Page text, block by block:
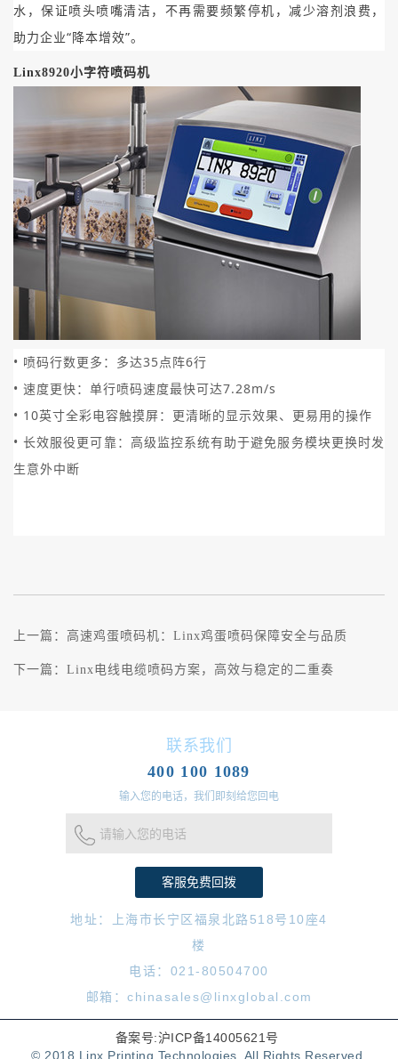
水，保证喷头喷嘴清洁，不再需要频繁停机，减少溶剂浪费，
助力企业“降本增效”。
Linx8920小字符喷码机
• 喷码行数更多：多达35点阵6行
• 速度更快：单行喷码速度最快可达7.28m/s
• 10英寸全彩电容触摸屏：更清晰的显示效果、更易用的操作
• 长效服役更可靠：高级监控系统有助于避免服务模块更换时发
生意外中断
上一篇： 高速鸡蛋喷码机：Linx鸡蛋喷码保障安全与品质
下一篇： Linx电线电缆喷码方案，高效与稳定的二重奏
联系我们
400 100 1089
输入您的电话，我们即刻给您回电
请输入您的电话
地址：上海市长宁区福泉北路518号10座4
楼
电话：021-80504700
邮箱：chinasales@linxglobal.com
备案号:沪ICP备14005621号
© 2018 Linx Printing Technologies. All Rights Reserved.